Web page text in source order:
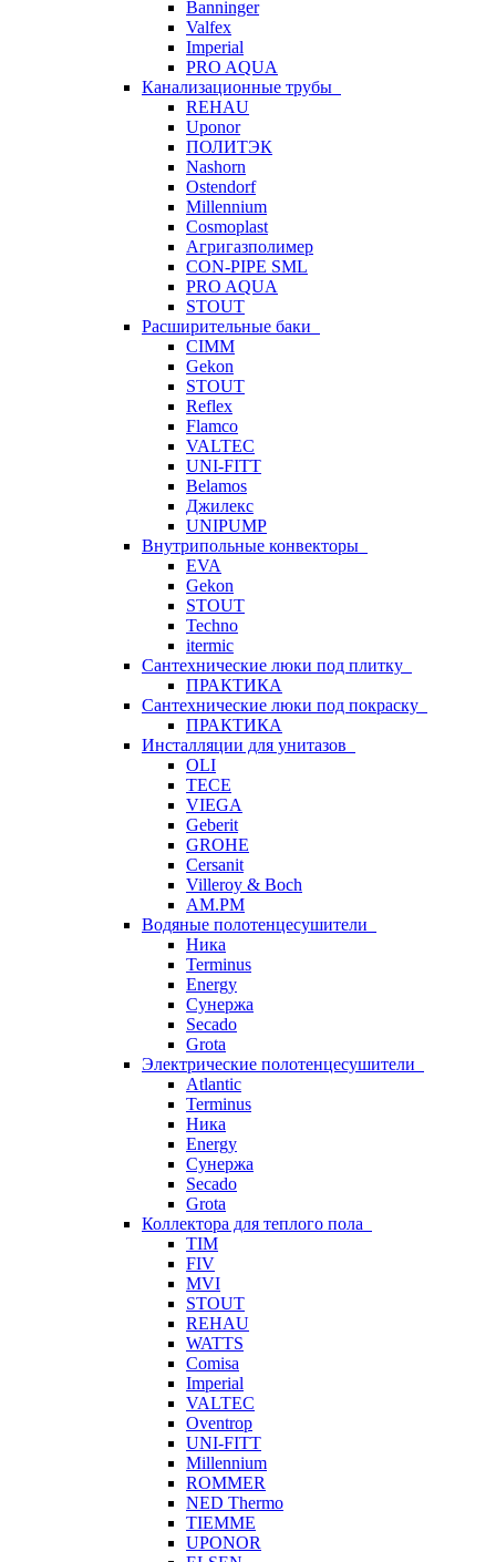
Banninger
Valfex
Imperial
PRO AQUA
Канализационные трубы
REHAU
Uponor
ПОЛИТЭК
Nashorn
Ostendorf
Millennium
Cosmoplast
Агригазполимер
CON-PIPE SML
PRO AQUA
STOUT
Расширительные баки
CIMM
Gekon
STOUT
Reflex
Flamco
VALTEC
UNI-FITT
Belamos
Джилекс
UNIPUMP
Внутрипольные конвекторы
EVA
Gekon
STOUT
Techno
itermic
Сантехнические люки под плитку
ПРАКТИКА
Сантехнические люки под покраску
ПРАКТИКА
Инсталляции для унитазов
OLI
TECE
VIEGA
Geberit
GROHE
Cersanit
Villeroy & Boch
AM.PM
Водяные полотенцесушители
Ника
Terminus
Energy
Сунержа
Secado
Grota
Электрические полотенцесушители
Atlantic
Terminus
Ника
Energy
Сунержа
Secado
Grota
Коллектора для теплого пола
TIM
FIV
MVI
STOUT
REHAU
WATTS
Comisa
Imperial
VALTEC
Oventrop
UNI-FITT
Millennium
ROMMER
NED Thermo
TIEMME
UPONOR